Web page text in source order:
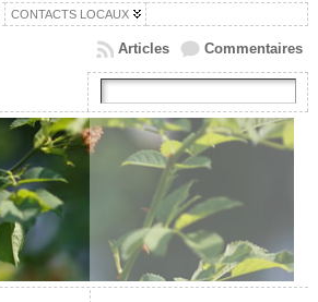
CONTACTS LOCAUX
Commentaires
Articles